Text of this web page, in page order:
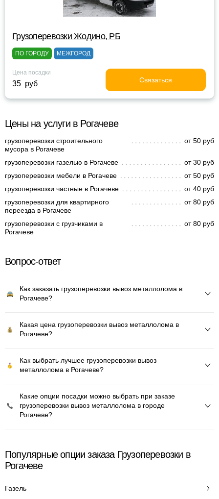
Грузоперевозки Жодино, РБ
ПО ГОРОДУ МЕЖГОРОД
Цена посадки
35 руб Связаться
Цены на услуги в Рогачеве
грузоперевозки строительного
мусора в Рогачеве
от 50 руб
грузоперевозки газелью в Рогачеве
от 30 руб
грузоперевозки мебели в Рогачеве
от 50 руб
грузоперевозки частные в Рогачеве
от 40 руб
грузоперевозки для квартирного
переезда в Рогачеве
от 80 руб
грузоперевозки с грузчиками в
Рогачеве
от 80 руб
Вопрос-ответ
Как заказать грузоперевозки вывоз металлолома в
Рогачеве?
Какая цена грузоперевозки вывоз металлолома в
Рогачеве?
Как выбрать лучшее грузоперевозки вывоз
металлолома в Рогачеве?
Какие опции посадки можно выбрать при заказе
грузоперевозки вывоз металлолома в городе
Рогачеве?
Популярные опции заказа Грузоперевозки в
Рогачеве
Газель